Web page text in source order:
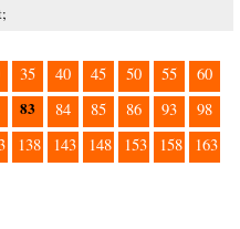
35 40 45 50 55
60
83 84 85 86 93
98
138 143 148 153 158
163